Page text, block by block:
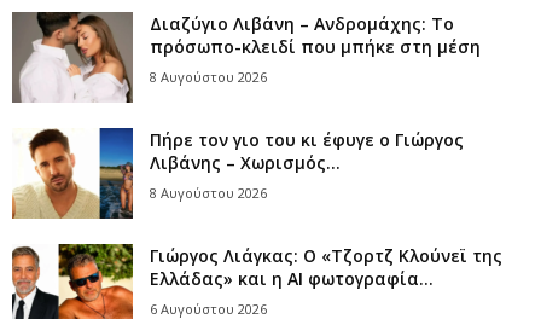
Διαζύγιο Λιβάνη – Ανδρομάχης: Το
πρόσωπο-κλειδί που μπήκε στη μέση
8 Αυγούστου 2026
Πήρε τον γιο του κι έφυγε ο Γιώργος
Λιβάνης – Χωρισμός...
8 Αυγούστου 2026
Γιώργος Λιάγκας: Ο «Τζορτζ Κλούνεϊ της
Ελλάδας» και η AI φωτογραφία...
6 Αυγούστου 2026